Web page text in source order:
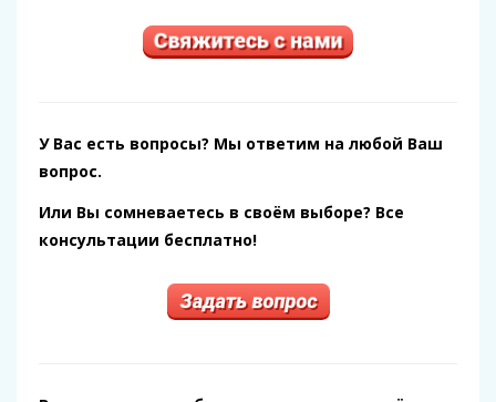
У Вас есть вопросы? Мы ответим на любой Ваш
вопрос.
Или Вы сомневаетесь в своём выборе? Все
консультации бесплатно!